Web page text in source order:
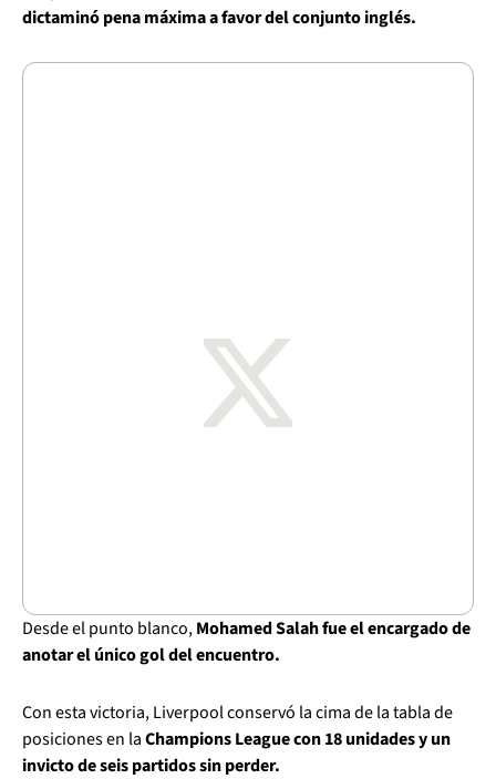
dictaminó pena máxima a favor del conjunto inglés.
Desde el punto blanco,Mohamed Salah fue el encargado de
anotar el único gol del encuentro.
Con esta victoria, Liverpool conservó la cima de la tabla de
posiciones en laChampions League con 18 unidades y un
invicto de seis partidos sin perder.